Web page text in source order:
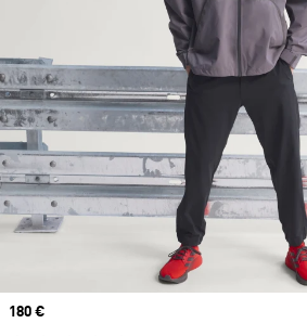
Prix
180 €